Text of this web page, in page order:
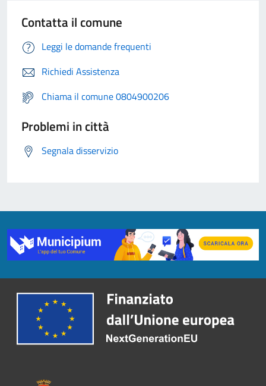
Contatta il comune
Leggi le domande frequenti
Richiedi Assistenza
Chiama il comune 0804900206
Problemi in città
Segnala disservizio